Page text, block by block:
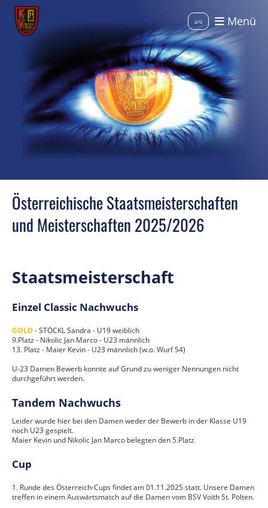
Login Menü
Österreichische Staatsmeisterschaften
und Meisterschaften 2025/2026
Staatsmeisterschaft
Einzel Classic Nachwuchs
GOLD- STÖCKL Sandra - U19 weiblich
9.Platz - Nikolic Jan Marco - U23 männlich
13. Platz - Maier Kevin - U23 männlich (w.o. Wurf 54)
U-23 Damen Bewerb konnte auf Grund zu weniger Nennungen nicht
durchgeführt werden.
Tandem Nachwuchs
Leider wurde hier bei den Damen weder der Bewerb in der Klasse U19
noch U23 gespielt.
Maier Kevin und Nikolic Jan Marco belegten den 5.Platz
Cup
1. Runde des Österreich-Cups findet am 01.11.2025 statt. Unsere Damen
treffen in einem Auswärtsmatch auf die Damen vom BSV Voith St. Pölten.